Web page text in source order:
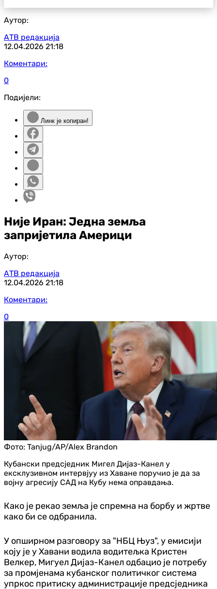
Аутор:
АТВ редакција
12.04.2026 21:18
Коментари:
0
Подијели:
Линк је копиран!
Није Иран: Једна земља
запријетила Америци
Аутор:
АТВ редакција
12.04.2026 21:18
Коментари:
0
Фото: Tanjug/AP/Alex Brandon
Кубански предсједник Мигел Дијаз-Канел у
ексклузивном интервјуу из Хаване поручио је да за
војну агресију САД на Кубу нема оправдања.
Како је рекао земља је спремна на борбу и жртве
како би се одбранила.
У опширном разговору за "НБЦ Њуз", у емисији
коју је у Хавани водила водитељка Кристен
Велкер, Мигуел Дијаз-Канел одбацио је потребу
за промјенама кубанског политичког система
упркос притиску администрације предсједника